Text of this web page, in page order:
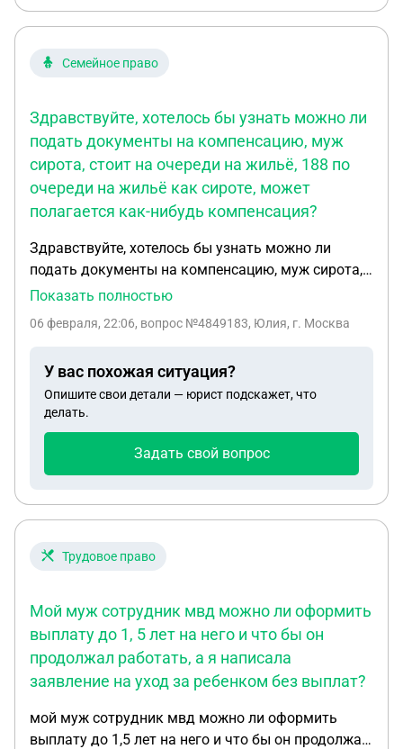
Семейное право
Здравствуйте, хотелось бы узнать можно ли
подать документы на компенсацию, муж
сирота, стоит на очереди на жильё, 188 по
очереди на жильё как сироте, может
полагается как-нибудь компенсация?
Здравствуйте, хотелось бы узнать можно ли
подать документы на компенсацию, муж сирота,
стоит на очереди на жильё, 188 по очереди на
компенсация? Какие документы нужны? Мужу 32
Показать полностью
06 февраля, 22:06, вопрос №4849183, Юлия, г. Москва
У вас похожая ситуация?
Опишите свои детали — юрист подскажет, что
делать.
Задать свой вопрос
Трудовое право
Мой муж сотрудник мвд можно ли оформить
выплату до 1, 5 лет на него и что бы он
продолжал работать, а я написала
заявление на уход за ребенком без выплат?
мой муж сотрудник мвд можно ли оформить
выплату до 1,5 лет на него и что бы он продолжал